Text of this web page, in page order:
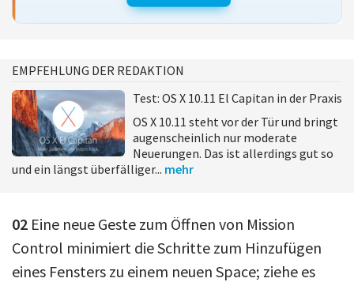
EMPFEHLUNG DER REDAKTION
Test: OS X 10.11 El Capitan in der Praxis
OS X 10.11 steht vor der Tür und bringt
augenscheinlich nur moderate
Neuerungen. Das ist allerdings gut so
und ein längst überfälliger... mehr
02 Eine neue Geste zum Öffnen von Mission
Control minimiert die Schritte zum Hinzufügen
eines Fensters zu einem neuen Space; ziehe es